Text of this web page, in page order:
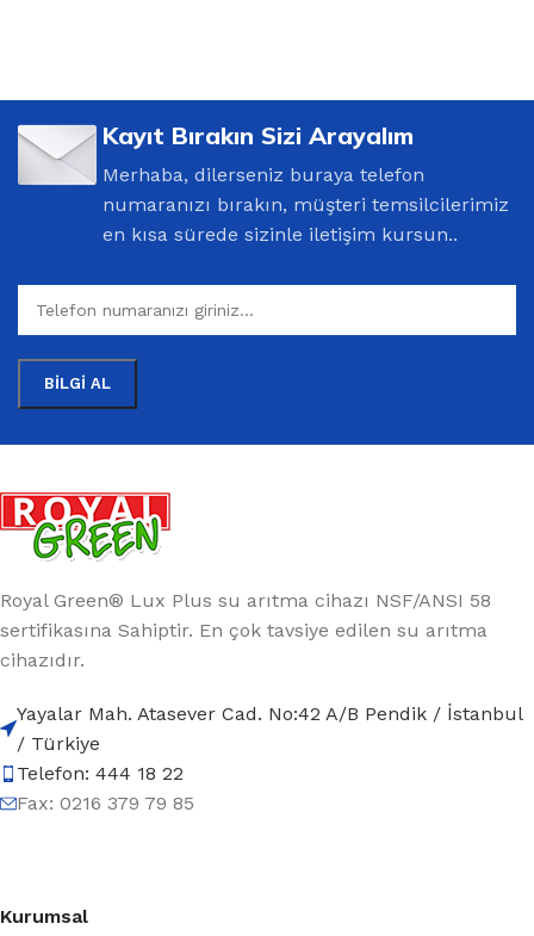
Kayıt Bırakın Sizi Arayalım
Merhaba, dilerseniz buraya telefon
numaranızı bırakın, müşteri temsilcilerimiz
en kısa sürede sizinle iletişim kursun..
Royal Green® Lux Plus su arıtma cihazı NSF/ANSI 58
sertifikasına Sahiptir. En çok tavsiye edilen su arıtma
cihazıdır.
Yayalar Mah. Atasever Cad. No:42 A/B Pendik / İstanbul
/ Türkiye
Telefon: 444 18 22
Fax: 0216 379 79 85
Kurumsal